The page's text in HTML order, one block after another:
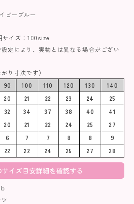
ビーブルー
イズ：100size
定により、実物とは異なる場合がござい
り寸法です）
90 100 110 120 130
140
20 21 22 23 24
25
32 34 37 38 40
41
20 21 22 24 25
27
6 7 7 8 8
9
22 22 24 25 27 28
イズ目安詳細を確認する